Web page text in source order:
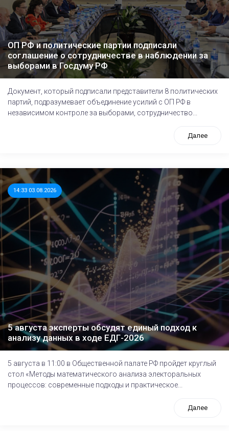
ОП РФ и политические партии подписали
соглашение о сотрудничестве в наблюдении за
выборами в Госдуму РФ
Документ, который подписали представители 8 политических
партий, подразумевает объединение усилий с ОП РФ в
независимом контроле за выборами, сотрудничество...
Далее
14:33 03.08.2026
5 августа эксперты обсудят единый подход к
анализу данных в ходе ЕДГ-2026
5 августа в 11:00 в Общественной палате РФ пройдет круглый
стол «Методы математического анализа электоральных
процессов: современные подходы и практическое...
Далее